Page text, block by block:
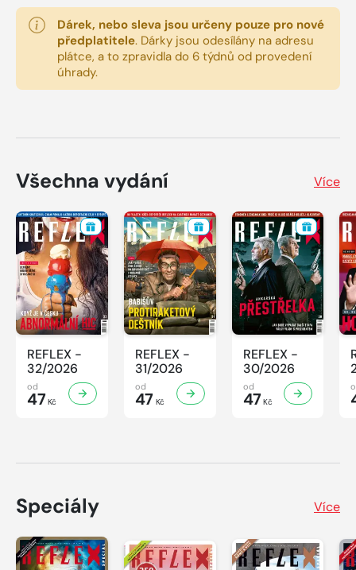
Dárek, nebo sleva jsou určeny pouze pro nové
předplatitele. Dárky jsou odesílány na adresu
plátce, a to zpravidla do 6 týdnů od provedení
úhrady.
Všechna vydání Více
REFLEX -
32/2026
od
47 Kč
REFLEX -
31/2026
od
47 Kč
REFLEX -
30/2026
od
47Kč
Speciály Více